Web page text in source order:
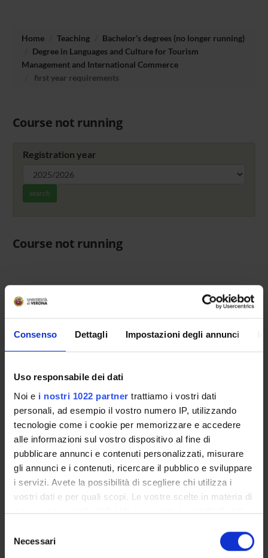
Consenso Dettagli Impostazioni degli annunci
Uso responsabile dei dati
Noi e i nostri 1022 partner trattiamo i vostri dati
personali, ad esempio il vostro numero IP, utilizzando
tecnologie come i cookie per memorizzare e accedere
alle informazioni sul vostro dispositivo al fine di
pubblicare annunci e contenuti personalizzati, misurare
gli annunci e i contenuti, ricercare il pubblico e sviluppare
i servizi. Avete la possibilità di scegliere chi utilizza i
vostri dati e per quali scopi. Le vostre scelte in materia di
privacy sono applicabili solo su questa proprietà digitale
modificare o revocare il proprio consenso in qualsiasi
momento dalla Dichiarazione sui cookie o facendo clic
delNecessari
Home Teaching
Bachelor’s degrees (no longer running)
Degree in Languages and Culture for Tourism
Management and International Commerce
first year requirements
Course not running
Registration year
search
Course not running
Overview
Prepare for your admissions tests with Univr
ENTRY REQUIREMENTS (OFA)
Lesson timetable
Degree Programme
Exam calendar
Notices
Governing bodies
Faculty staff
Scholarships and Grants
Housing service